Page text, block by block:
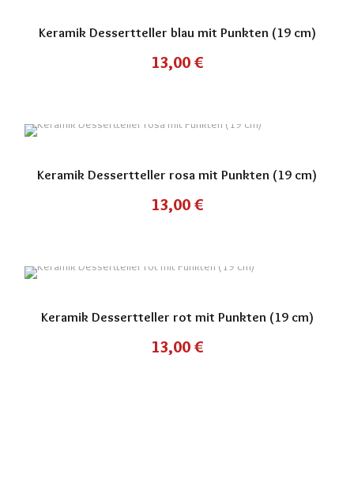
Keramik Dessertteller blau mit Punkten (19 cm)
13,00 €
Keramik Dessertteller rosa mit Punkten (19 cm)
13,00 €
Keramik Dessertteller rot mit Punkten (19 cm)
13,00 €